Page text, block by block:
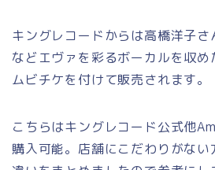
キングレコードからは高橋洋子
などエヴァを彩るボーカルを収め
ムビチケを付けて販売されます。
こちらはキングレコード公式他
購入可能。店舗にこだわりがな